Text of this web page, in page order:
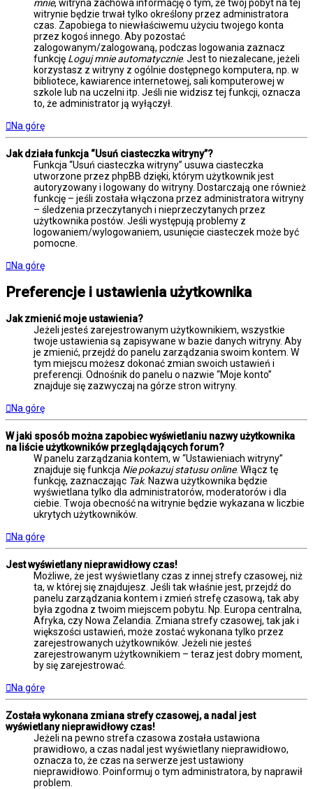
mnie, witryna zachowa informację o tym, że twój pobyt na tej
witrynie będzie trwał tylko określony przez administratora
czas. Zapobiega to niewłaściwemu użyciu twojego konta
przez kogoś innego. Aby pozostać
zalogowanym/zalogowaną, podczas logowania zaznacz
funkcję Loguj mnie automatycznie. Jest to niezalecane, jeżeli
korzystasz z witryny z ogólnie dostępnego komputera, np. w
bibliotece, kawiarence internetowej, sali komputerowej w
szkole lub na uczelni itp. Jeśli nie widzisz tej funkcji, oznacza
to, że administrator ją wyłączył.
Na górę
Jak działa funkcja “Usuń ciasteczka witryny”?
Funkcja “Usuń ciasteczka witryny” usuwa ciasteczka
utworzone przez phpBB dzięki, którym użytkownik jest
autoryzowany i logowany do witryny. Dostarczają one również
funkcję – jeśli została włączona przez administratora witryny
– śledzenia przeczytanych i nieprzeczytanych przez
użytkownika postów. Jeśli występują problemy z
logowaniem/wylogowaniem, usunięcie ciasteczek może być
pomocne.
Na górę
Preferencje i ustawienia użytkownika
Jak zmienić moje ustawienia?
Jeżeli jesteś zarejestrowanym użytkownikiem, wszystkie
twoje ustawienia są zapisywane w bazie danych witryny. Aby
je zmienić, przejdź do panelu zarządzania swoim kontem. W
tym miejscu możesz dokonać zmian swoich ustawień i
preferencji. Odnośnik do panelu o nazwie “Moje konto”
znajduje się zazwyczaj na górze stron witryny.
Na górę
W jaki sposób można zapobiec wyświetlaniu nazwy użytkownika
na liście użytkowników przeglądających forum?
W panelu zarządzania kontem, w “Ustawieniach witryny”
znajduje się funkcja Nie pokazuj statusu online. Włącz tę
funkcję, zaznaczając Tak. Nazwa użytkownika będzie
wyświetlana tylko dla administratorów, moderatorów i dla
ciebie. Twoja obecność na witrynie będzie wykazana w liczbie
ukrytych użytkowników.
Na górę
Jest wyświetlany nieprawidłowy czas!
Możliwe, że jest wyświetlany czas z innej strefy czasowej, niż
ta, w której się znajdujesz. Jeśli tak właśnie jest, przejdź do
panelu zarządzania kontem i zmień strefę czasową, tak aby
była zgodna z twoim miejscem pobytu. Np. Europa centralna,
Afryka, czy Nowa Zelandia. Zmiana strefy czasowej, tak jak i
większości ustawień, może zostać wykonana tylko przez
zarejestrowanych użytkowników. Jeżeli nie jesteś
zarejestrowanym użytkownikiem – teraz jest dobry moment,
by się zarejestrować.
Na górę
Została wykonana zmiana strefy czasowej, a nadal jest
wyświetlany nieprawidłowy czas!
Jeżeli na pewno strefa czasowa została ustawiona
prawidłowo, a czas nadal jest wyświetlany nieprawidłowo,
oznacza to, że czas na serwerze jest ustawiony
nieprawidłowo. Poinformuj o tym administratora, by naprawił
problem.